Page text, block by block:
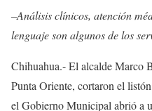
–Análisis clínicos, atención
lenguaje son algunos de los
Chihuahua.- El alcalde Marco
Punta Oriente, cortaron el
el Gobierno Municipal abrió a